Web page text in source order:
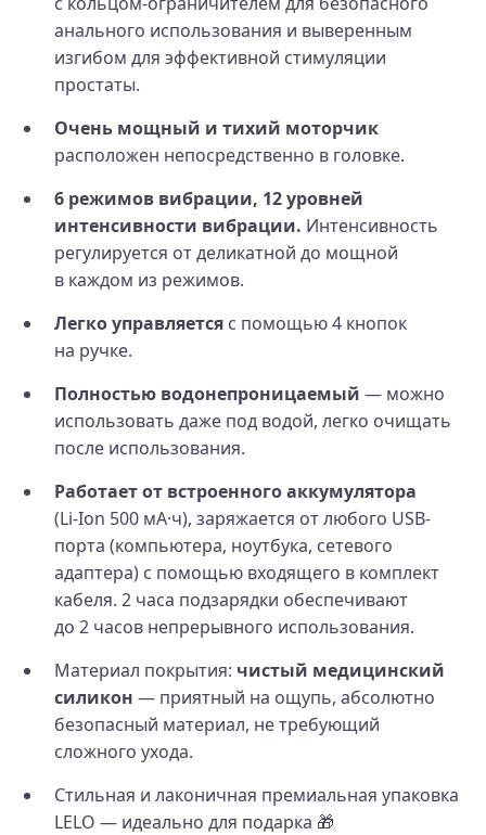
анального использования и выверенным
изгибом для эффективной стимуляции
простаты.
Очень мощный и тихий моторчик
расположен непосредственно в головке.
6 режимов вибрации, 12 уровней
интенсивности вибрации. Интенсивность
регулируется от деликатной до мощной
в каждом из режимов.
Легко управляется с помощью 4 кнопок
на ручке.
Полностью водонепроницаемый — можно
использовать даже под водой, легко очищать
после использования.
Работает от встроенного аккумулятора
(Li‑Ion 500 мА·ч), заряжается от любого USB-
порта (компьютера, ноутбука, сетевого
адаптера) с помощью входящего в комплект
кабеля. 2 часа подзарядки обеспечивают
до 2 часов непрерывного использования.
Материал покрытия: чистый медицинский
силикон — приятный на ощупь, абсолютно
безопасный материал, не требующий
сложного ухода.
Стильная и лаконичная премиальная упаковка
LELO — идеально для подарка 🎁